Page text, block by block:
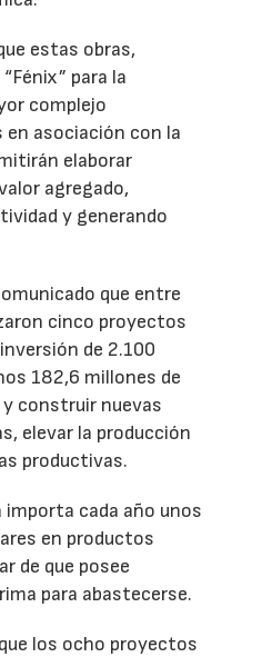
estas obras,
para la
complejo
en asociación con la
elaborar
agregado,
y generando
que entre
cinco proyectos
de 2.100
182,6 millones de
y construir nuevas
elevar la producción
productivas.
importa cada año unos
en productos
de que posee
para abastecerse.
los ocho proyectos